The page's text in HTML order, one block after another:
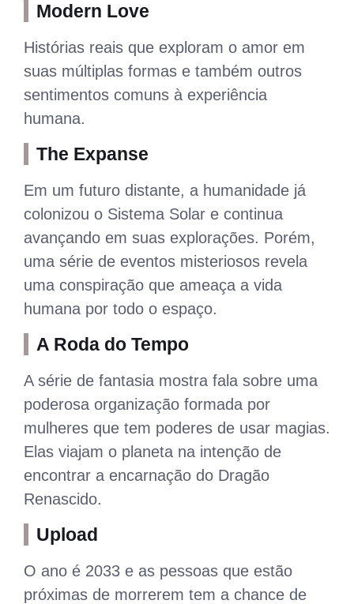
Modern Love
Histórias reais que exploram o amor em
suas múltiplas formas e também outros
sentimentos comuns à experiência
humana.
The Expanse
Em um futuro distante, a humanidade já
colonizou o Sistema Solar e continua
avançando em suas explorações. Porém,
uma série de eventos misteriosos revela
uma conspiração que ameaça a vida
humana por todo o espaço.
A Roda do Tempo
A série de fantasia mostra fala sobre uma
poderosa organização formada por
mulheres que tem poderes de usar magias.
Elas viajam o planeta na intenção de
encontrar a encarnação do Dragão
Renascido.
Upload
O ano é 2033 e as pessoas que estão
próximas de morrerem tem a chance de